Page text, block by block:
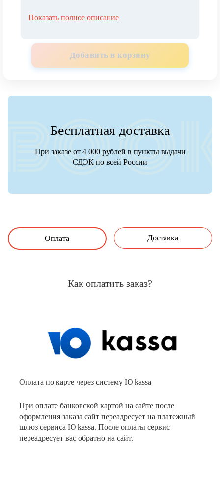
Показать полное описание
Добавить в корзину
Бесплатная доставка
При заказе от 4 000 рублей в пункты выдачи
СДЭК по всей России
Оплата Доставка
Как оплатить заказ?
Оплата по карте через систему Ю kassa
При оплате банковской картой на сайте после
оформления заказа сайт переадресует на платежный
шлюз сервиса Ю kassa. После оплаты сервис
переадресует вас обратно на сайт.